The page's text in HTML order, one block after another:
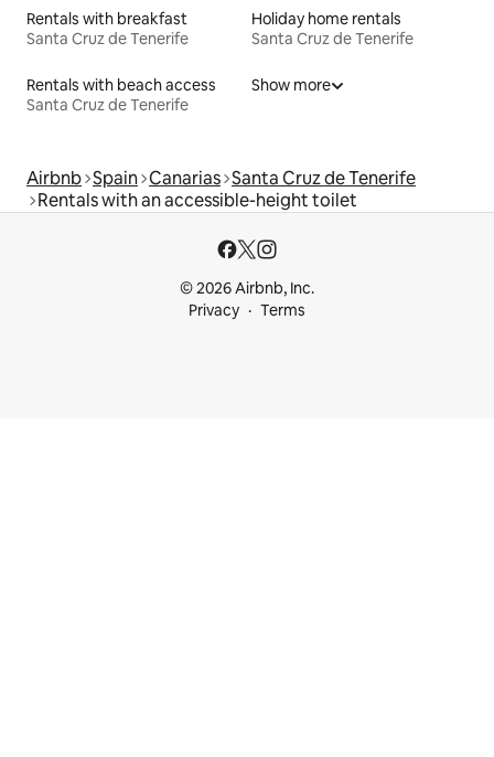
Rentals with breakfast
Santa Cruz de Tenerife
Holiday home rentals
Santa Cruz de Tenerife
Rentals with beach access
Santa Cruz de Tenerife
Show more
Airbnb Spain Canarias Santa Cruz de Tenerife
Rentals with an accessible-height toilet
© 2026 Airbnb, Inc.
Privacy
Terms